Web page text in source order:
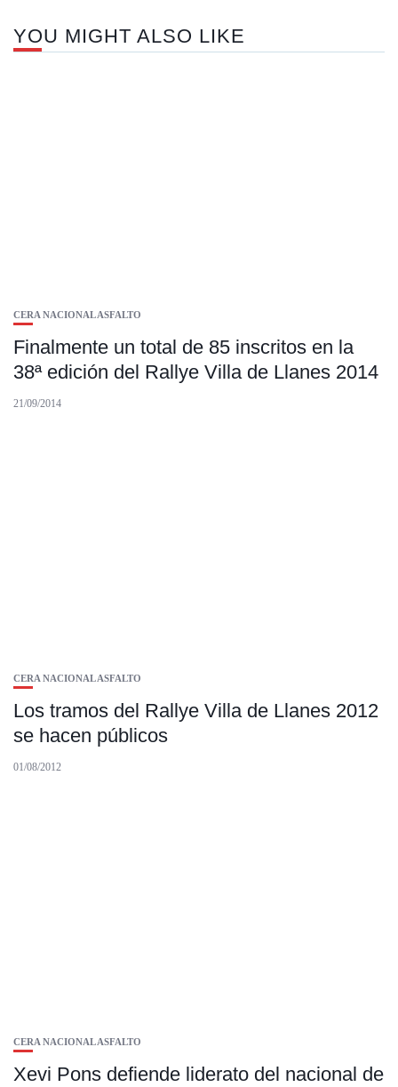
YOU MIGHT ALSO LIKE
CERA NACIONAL ASFALTO
Finalmente un total de 85 inscritos en la
38ª edición del Rallye Villa de Llanes 2014
21/09/2014
CERA NACIONAL ASFALTO
Los tramos del Rallye Villa de Llanes 2012
se hacen públicos
01/08/2012
CERA NACIONAL ASFALTO
Xevi Pons defiende liderato del nacional de